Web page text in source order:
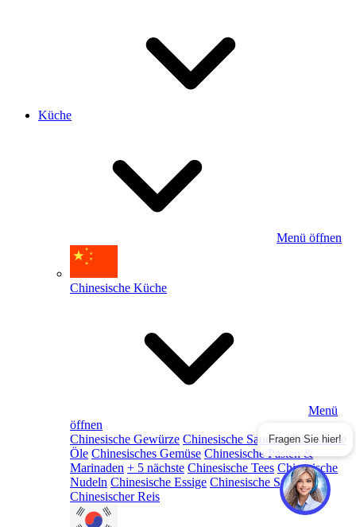
Küche
Menü öffnen
Chinesische Küche
Menü
öffnen
Chinesische Gewürze Chinesische Saucen Chinesische
Öle Chinesisches Gemüse Chinesische Pasten &
Marinaden + 5 nächste Chinesische Tees Chinesische
Nudeln Chinesische Essige Chinesische Snacks
Chinesischer Reis
Fragen Sie hier!